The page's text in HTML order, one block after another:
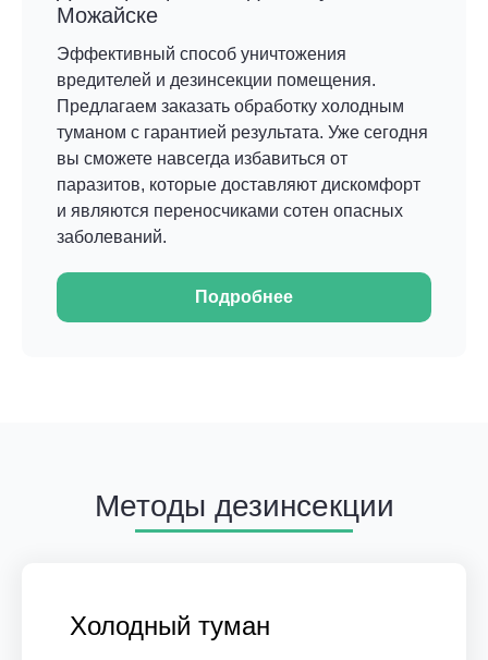
Можайске
Эффективный способ уничтожения
вредителей и дезинсекции помещения.
Предлагаем заказать обработку холодным
туманом с гарантией результата. Уже сегодня
вы сможете навсегда избавиться от
паразитов, которые доставляют дискомфорт
и являются переносчиками сотен опасных
заболеваний.
Подробнее
Методы дезинсекции
Холодный туман